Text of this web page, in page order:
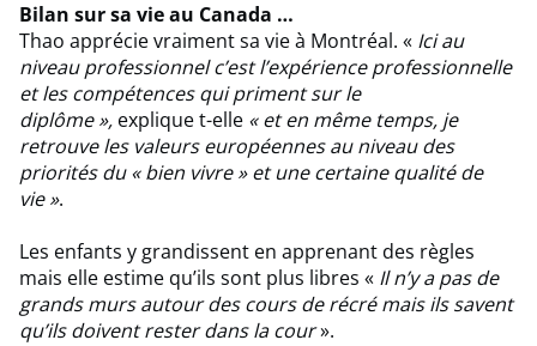
Bilan sur sa vie au Canada …
Thao apprécie vraiment sa vie à Montréal. « Ici au
niveau professionnel c’est l’expérience professionnelle
et les compétences qui priment sur le
diplôme », explique t-elle « et en même temps, je
retrouve les valeurs européennes au niveau des
priorités du « bien vivre » et une certaine qualité de
vie ».
Les enfants y grandissent en apprenant des règles
mais elle estime qu’ils sont plus libres « Il n’y a pas de
grands murs autour des cours de récré mais ils savent
qu’ils doivent rester dans la cour».